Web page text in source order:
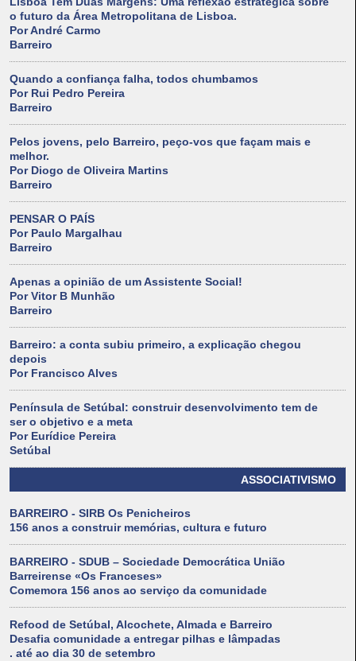
o futuro da Área Metropolitana de Lisboa.
Por André Carmo
Barreiro
Quando a confiança falha, todos chumbamos
Por Rui Pedro Pereira
Barreiro
Pelos jovens, pelo Barreiro, peço-vos que façam mais e
melhor.
Por Diogo de Oliveira Martins
Barreiro
PENSAR O PAÍS
Por Paulo Margalhau
Barreiro
Apenas a opinião de um Assistente Social!
Por Vitor B Munhão
Barreiro
Barreiro: a conta subiu primeiro, a explicação chegou
depois
Por Francisco Alves
Península de Setúbal: construir desenvolvimento tem de
ser o objetivo e a meta
Por Eurídice Pereira
Setúbal
ASSOCIATIVISMO
BARREIRO - SIRB Os Penicheiros
156 anos a construir memórias, cultura e futuro
BARREIRO - SDUB – Sociedade Democrática União
Barreirense «Os Franceses»
Comemora 156 anos ao serviço da comunidade
Refood de Setúbal, Alcochete, Almada e Barreiro
Desafia comunidade a entregar pilhas e lâmpadas
. até ao dia 30 de setembro